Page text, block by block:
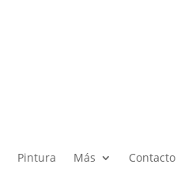
Pintura Más Contacto